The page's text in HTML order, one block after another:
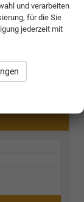
und verarbeiten
für die Sie
jederzeit mit